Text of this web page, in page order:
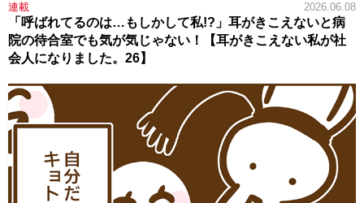
連載 2026.06.08
「呼ばれてるのは…もしかして私!?」耳がきこえないと病
院の待合室でも気が気じゃない！【耳がきこえない私が社
会人になりました。26】